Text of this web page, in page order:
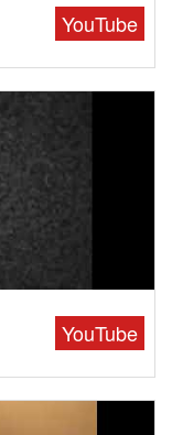
YouTube
YouTube